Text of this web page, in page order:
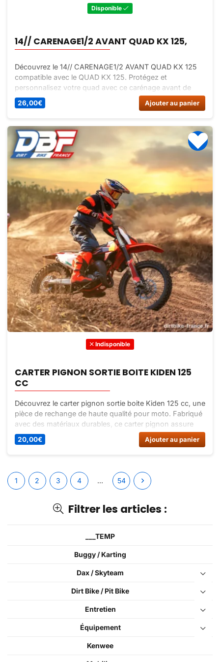
Filtrer les articles :
___TEMP
Buggy / Karting
Dax / Skyteam
Dirt Bike / Pit Bike
Entretien
Équipement
Kenwee
Disponible
14// CARENAGE1/2 AVANT QUAD KX 125,
Découvrez le 14// CARENAGE1/2 AVANT QUAD KX 125
compatible avec le QUAD KX 125. Protégez et
personnalisez votre quad avec ce carénage avant de
qualité. Facile à installer, résistant et durable.
26,00€ Ajouter au panier
Indisponible
CARTER PIGNON SORTIE BOITE KIDEN 125
CC
Découvrez le carter pignon sortie boite Kiden 125 cc, une
pièce de rechange de haute qualité pour moto. Fabriqué
avec des matériaux durables, ce carter pignon assure
des performances optimales. Commandez-le dès
maintenant sur Dirt Bike France !
20,00€ Ajouter au panier
1 2 3 4 … 54